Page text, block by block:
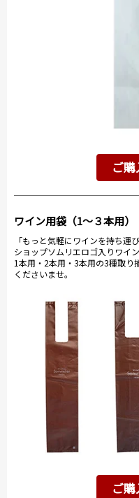
ご
ワイン用袋（1～３本用）
「もっと気軽にワインを持ち運
ショップソムリエロゴ入りワイ
1本用・2本用・3本用の3種取り
くださいませ。
ご